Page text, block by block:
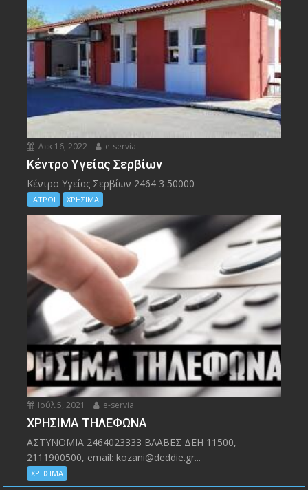
Δεκ 16, 2022 e-servia
Kέντρο Υγείας Σερβίων
Kέντρο Υγείας Σερβίων 2464 3 50000
ΙΑΤΡΟΙ ΧΡΗΣΙΜΑ
Ιούλ 5, 2021 e-servia
ΧΡΗΣΙΜΑ ΤΗΛΕΦΩΝΑ
ΑΣΤΥΝΟΜΙΑ 2464023333 ΒΛΑΒΕΣ ΔΕΗ 11500,
2111900500, email: kozani@deddie.gr...
ΧΡΗΣΙΜΑ